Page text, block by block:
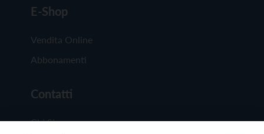
E-Shop
Vendita Online
Abbonamenti
Contatti
Chi Siamo